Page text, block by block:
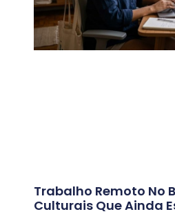
Trabalho Remoto No
Culturais Que Ainda